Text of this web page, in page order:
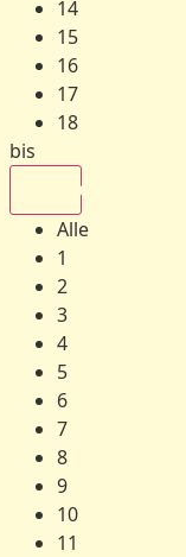
14
15
16
17
18
bis
Alle
1
2
3
4
5
6
7
8
9
10
11